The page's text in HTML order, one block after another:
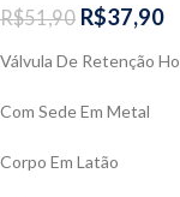
R$51,90 R$37,90
Válvula De Retenção
Com Sede Em Metal
Corpo Em Latão